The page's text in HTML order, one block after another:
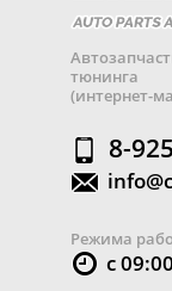
тюнинга
(интернет-
8-
Режима
с